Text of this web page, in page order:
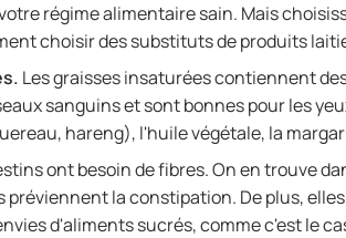
régime alimentaire sain. Mais
choisir des substituts de produits
Les graisses insaturées contiennent
sanguins et sont bonnes pour les
hareng), l'huile végétale, la
ont besoin de fibres. On en trouve
préviennent la constipation. De plus,
d'aliments sucrés, comme c'est le